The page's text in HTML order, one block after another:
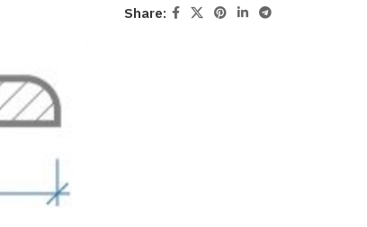
Share: